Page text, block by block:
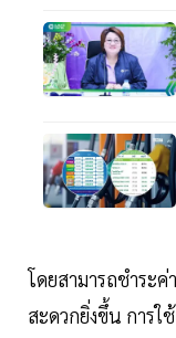
โดยสามารถชำระ
สะดวกยิ่งขึ้น การใ